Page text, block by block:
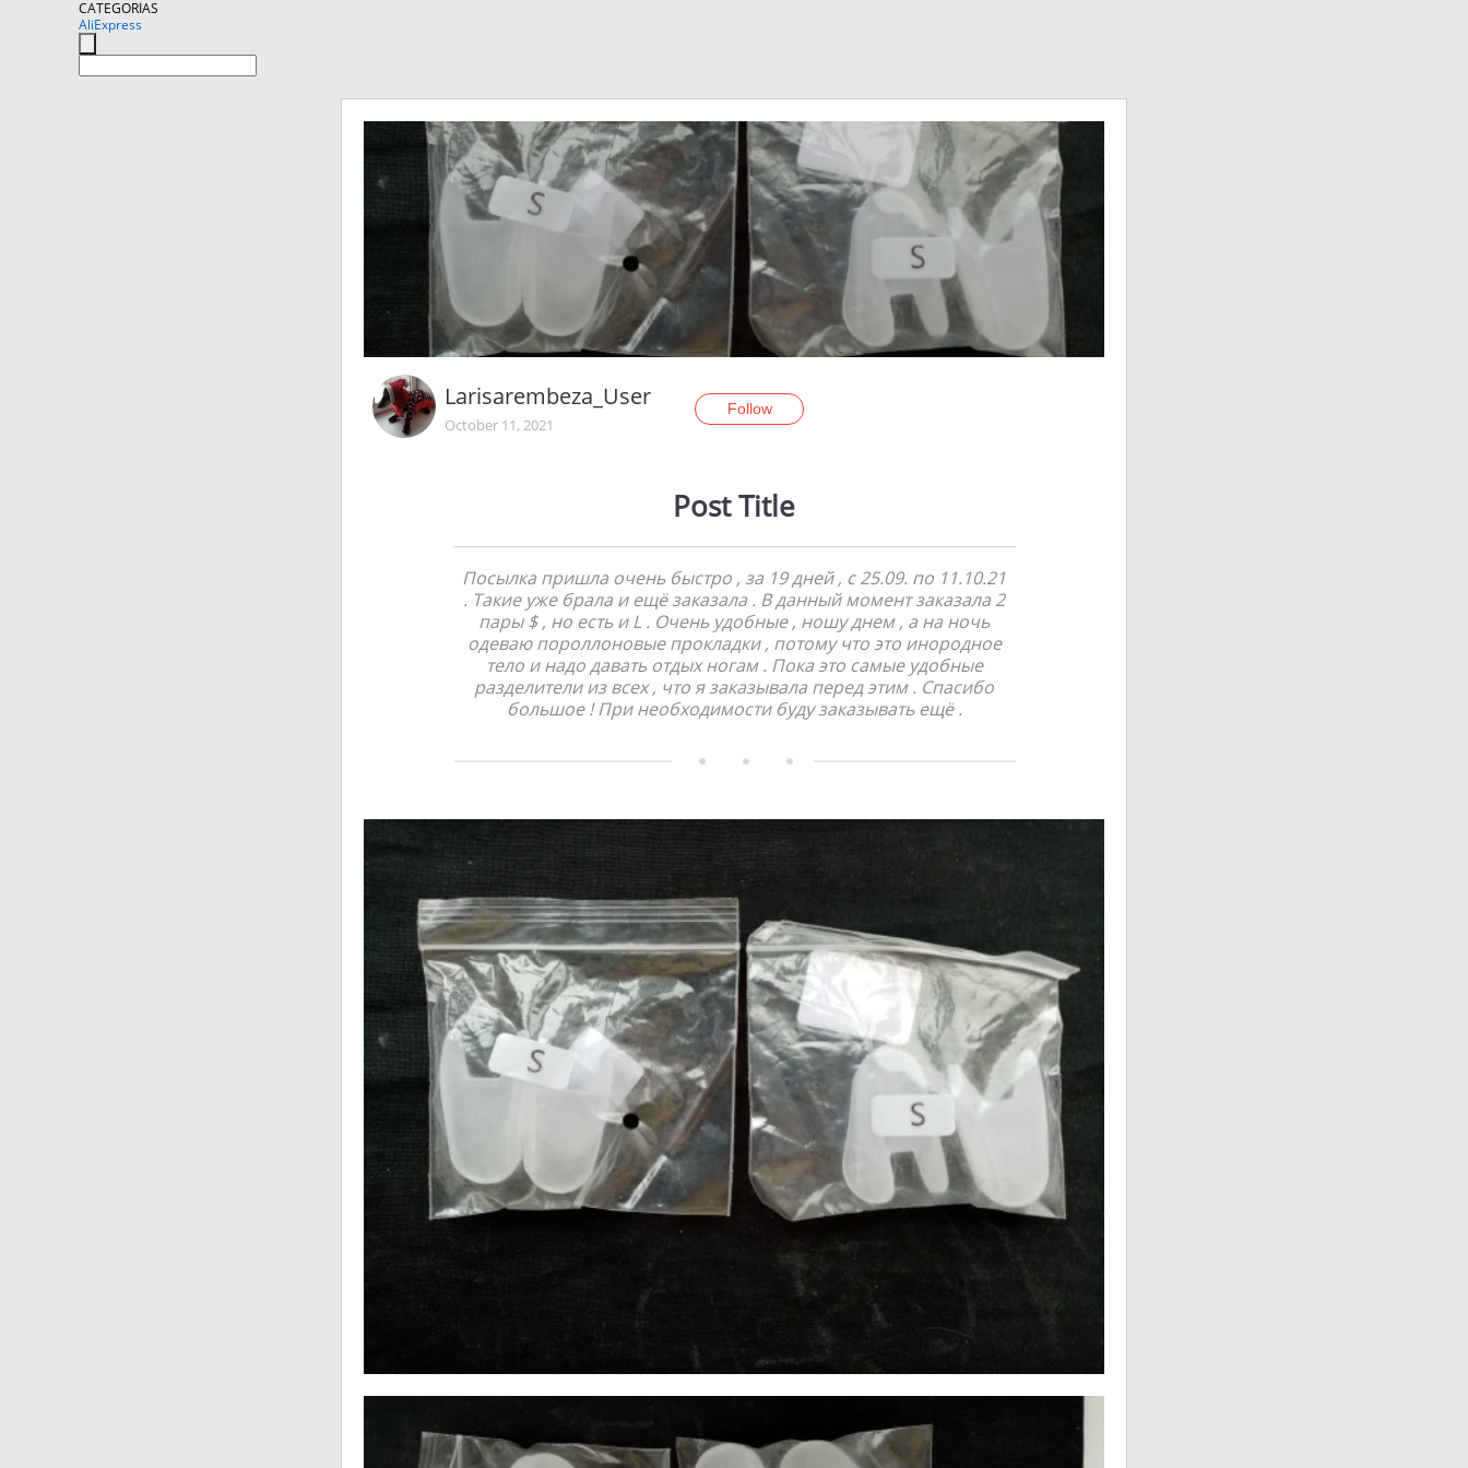
CATEGORIAS
AliExpress
Larisarembeza_User
October 11, 2021
Follow
Post Title
Посылка пришла очень быстро , за 19 дней , с 25.09. по 11.10.21
. Такие уже брала и ещё заказала . В данный момент заказала 2
пары $ , но есть и L . Очень удобные , ношу днем , а на ночь
одеваю пороллоновые прокладки , потому что это инородное
тело и надо давать отдых ногам . Пока это самые удобные
разделители из всех , что я заказывала перед этим . Спасибо
большое ! При необходимости буду заказывать ещё .